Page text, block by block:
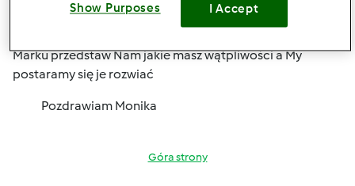
Marku przedstaw Nam jakie masz wątpliwości a My
postaramy się je rozwiać
Pozdrawiam Monika
Góra strony
Show Purposes I Accept